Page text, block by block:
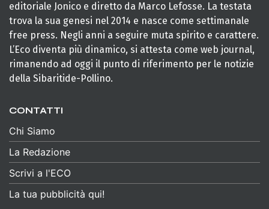
editoriale Jonico e diretto da Marco Lefosse. La testata
trova la sua genesi nel 2014 e nasce come settimanale
free press. Negli anni a seguire muta spirito e carattere.
L’Eco diventa più dinamico, si attesta come web journal,
rimanendo ad oggi il punto di riferimento per le notizie
della Sibaritide-Pollino.
CONTATTI
Chi Siamo
La Redazione
Scrivi a l'ECO
La tua pubblicità qui!